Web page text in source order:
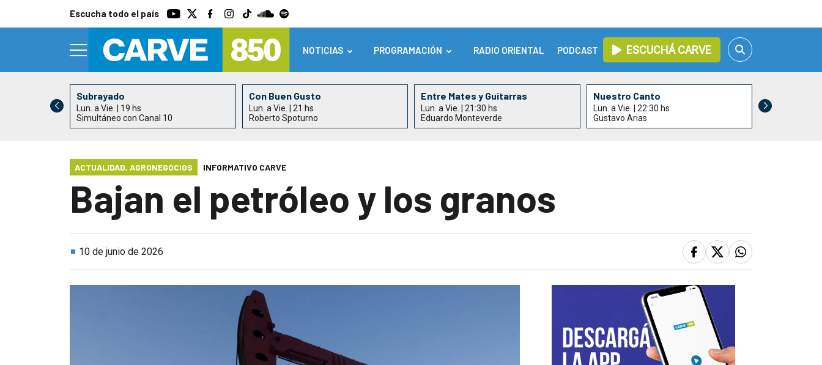
Escucha todo el país
NOTICIAS PROGRAMACIÓN RADIO ORIENTAL PODCAST ESCUCHÁ CARVE
Subrayado
Lun. a Vie. | 19 hs
Simultáneo con Canal 10
Con Buen Gusto
Lun. a Vie. | 21 hs
Roberto Spoturno
Entre Mates y Guitarras
Lun. a Vie. | 21:30 hs
Eduardo Monteverde
Nuestro Canto
Lun. a Vie. | 22:30 hs
Gustavo Arias
ACTUALIDAD, AGRONEGOCIOS INFORMATIVO CARVE
Bajan el petróleo y los granos
10 de junio de 2026